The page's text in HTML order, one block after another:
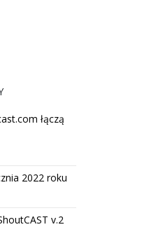
łączą
2022 roku
v.2